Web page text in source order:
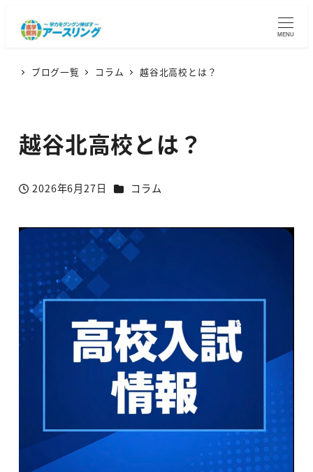
MENU
ブログ一覧 コラム 越谷北高校とは？
越谷北高校とは？
投稿日
2026年6月27日 カテゴリー
コラム